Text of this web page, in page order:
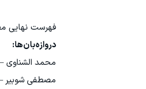
فهرست نهایی
دروازه‌بان‌ها:
محمد الشناوی
مصطفی شوبیر